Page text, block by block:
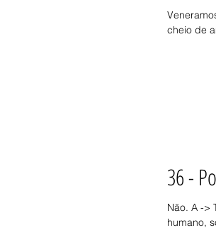
cheio de
36 -
Não. A ->
humano,